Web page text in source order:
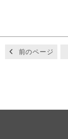
前のページ